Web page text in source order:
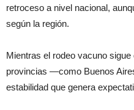
retroceso a nivel nacional,
según la región.
Mientras el rodeo vacuno
provincias —como Buenos
estabilidad que genera